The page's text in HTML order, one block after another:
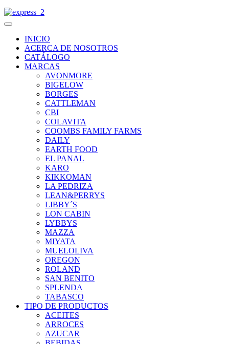
INICIO
ACERCA DE NOSOTROS
CATÁLOGO
MARCAS
AVONMORE
BIGELOW
BORGES
CATTLEMAN
CBI
COLAVITA
COOMBS FAMILY FARMS
DAILY
EARTH FOOD
EL PANAL
KARO
KIKKOMAN
LA PEDRIZA
LEAN&PERRYS
LIBBY´S
LON CABIN
LYBBYS
MAZZA
MIYATA
MUELOLIVA
OREGON
ROLAND
SAN BENITO
SPLENDA
TABASCO
TIPO DE PRODUCTOS
ACEITES
ARROCES
AZUCAR